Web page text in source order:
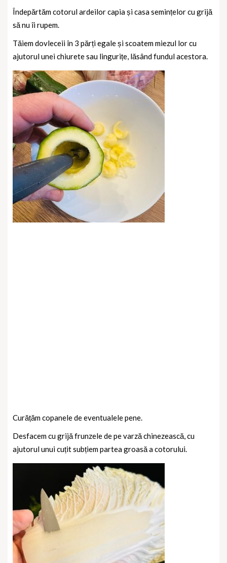
Îndepărtăm cotorul ardeilor capia și casa semințelor cu grijă
să nu îi rupem.
Tăiem dovleceii în 3 părți egale și scoatem miezul lor cu
ajutorul unei chiurete sau lingurițe, lăsând fundul acestora.
Curățăm copanele de eventualele pene.
Desfacem cu grijă frunzele de pe varză chinezească, cu
ajutorul unui cuțit subțiem partea groasă a cotorului.